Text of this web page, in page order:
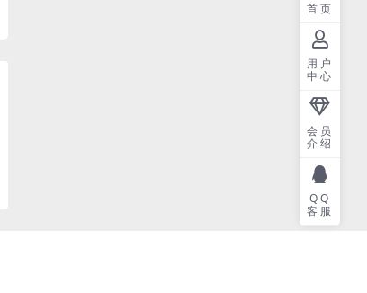
首页
用户
中心
会员
介绍
QQ
客服